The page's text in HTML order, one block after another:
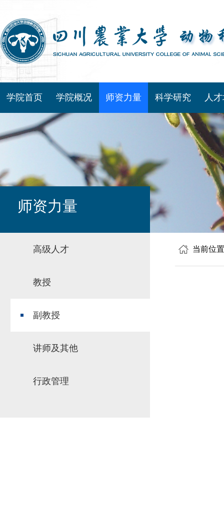
学院首页 学院概况 师资力量 科学研究 人
师资力量
高级人才
教授
副教授
讲师及其他
行政管理
当前位